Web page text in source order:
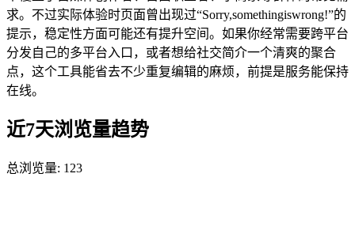
求。不过实际体验时页面曾出现过“Sorry,somethingiswrong!”的
提示，稳定性方面可能还有提升空间。如果你经常需要跨平台
分发自己的多平台入口，或者想给社交简介一个清爽的聚合
点，这个工具能省去不少重复编辑的麻烦，前提是服务能保持
在线。
近7天浏览量趋势
总浏览量: 123